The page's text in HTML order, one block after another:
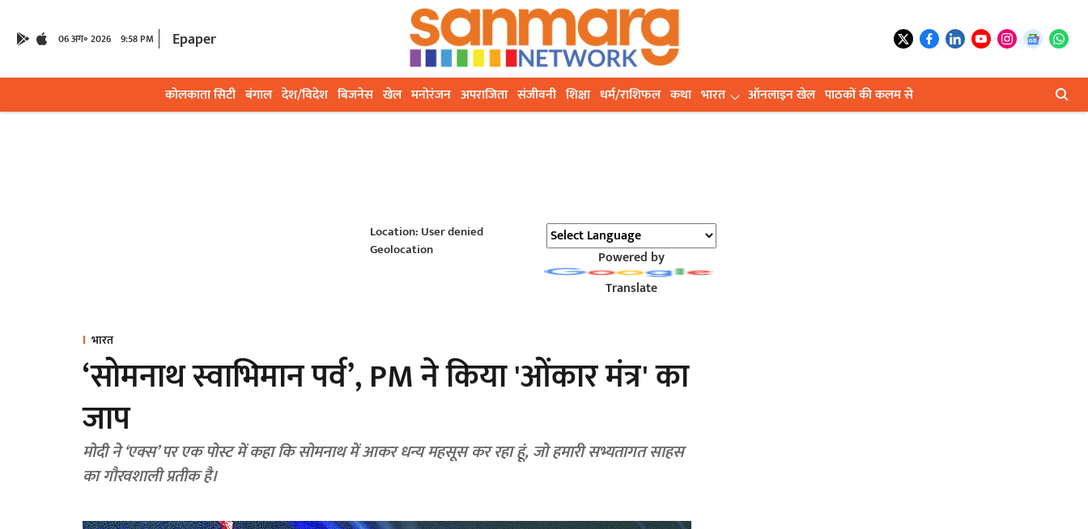
06 अग॰ 2026 9:58 PM Epaper
कोलकाता सिटी बंगाल देश/विदेश बिजनेस खेल मनोरंजन अपराजिता संजीवनी शिक्षा धर्म/राशिफल कथा भारत ऑनलाइन खेल पाठकों की कलम से
Location: User denied
Geolocation
Powered by
Translate
भारत
‘सोमनाथ स्वाभिमान पर्व’, PM ने किया 'ओंकार मंत्र' का
जाप
मोदी ने ‘एक्स’ पर एक पोस्ट में कहा कि सोमनाथ में आकर धन्य महसूस कर रहा हूं, जो हमारी सभ्यतागत साहस
का गौरवशाली प्रतीक है।